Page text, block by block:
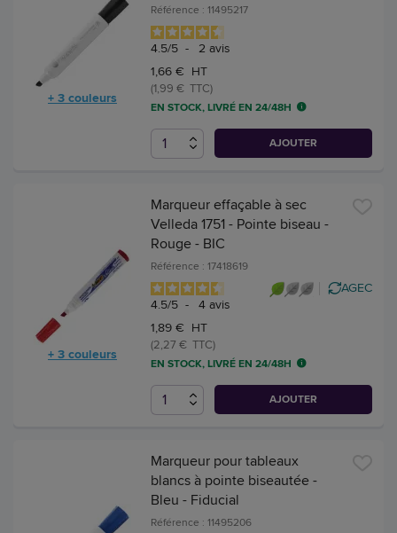
+ 3 couleurs
Référence : 11495217
4.5/5 - 2 avis
1,66 € HT
(1,99 € TTC)
EN STOCK, LIVRÉ EN 24/48H
AJOUTER
+ 3 couleurs
Marqueur effaçable à sec
Velleda 1751 - Pointe biseau -
Rouge - BIC
Référence : 17418619
4.5/5 - 4 avis
AGEC
1,89 € HT
(2,27 € TTC)
EN STOCK, LIVRÉ EN 24/48H
AJOUTER
Marqueur pour tableaux
blancs à pointe biseautée -
Bleu - Fiducial
Référence : 11495206